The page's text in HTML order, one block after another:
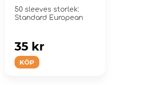
50 sleeves storlek:
Standard European
KÖP
35 kr